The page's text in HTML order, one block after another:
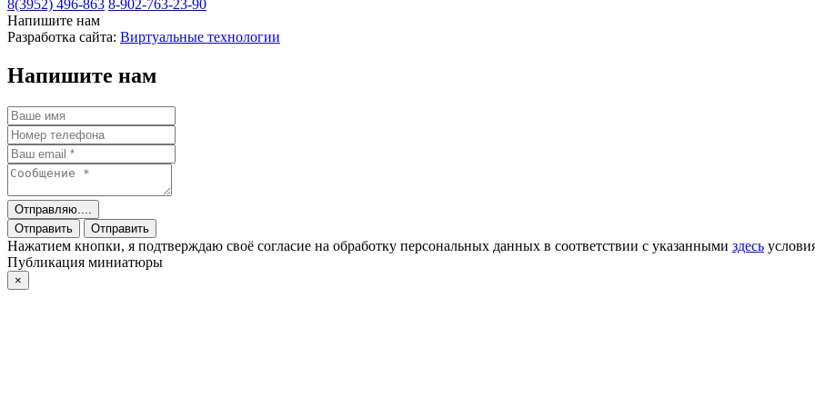
8(3952) 496-863 8-902-763-23-90
Напишите нам
Разработка сайта: Виртуальные технологии
Напишите нам
Отправляю....
Отправить
Отправить
Нажатием кнопки, я подтверждаю своё согласие на обработку персональных данных в соответствии с указанными здесь
Публикация миниатюры
×